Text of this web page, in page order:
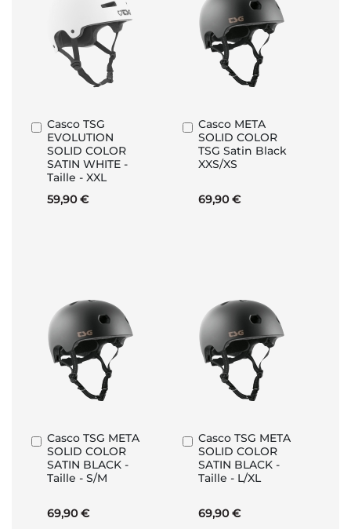
Casco TSG
EVOLUTION
SOLID COLOR
SATIN WHITE -
Taille - XXL
59,90 €
Aggiungi
al
Carrello
Casco META
SOLID COLOR
TSG Satin Black
XXS/XS
69,90 €
Aggiungi
al
Carrello
Casco TSG META
SOLID COLOR
SATIN BLACK -
Taille - S/M
69,90 €
Aggiungi
al
Carrello
Casco TSG META
SOLID COLOR
SATIN BLACK -
Taille - L/XL
69,90 €
Aggiungi
al
Carrello